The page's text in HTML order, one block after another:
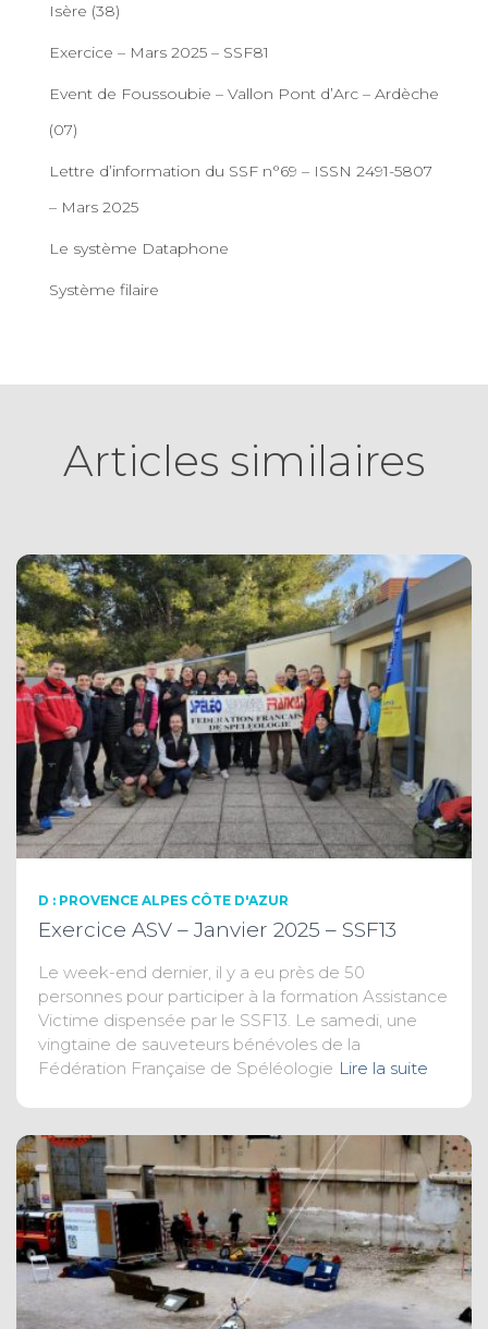
Isère (38)
Exercice – Mars 2025 – SSF81
Event de Foussoubie – Vallon Pont d’Arc – Ardèche
(07)
Lettre d’information du SSF n°69 – ISSN 2491-5807
– Mars 2025
Le système Dataphone
Système filaire
Articles similaires
D : PROVENCE ALPES CÔTE D'AZUR
Exercice ASV – Janvier 2025 – SSF13
Le week-end dernier, il y a eu près de 50
personnes pour participer à la formation Assistance
Victime dispensée par le SSF13. Le samedi, une
vingtaine de sauveteurs bénévoles de la
Fédération Française de Spéléologie Lire la suite